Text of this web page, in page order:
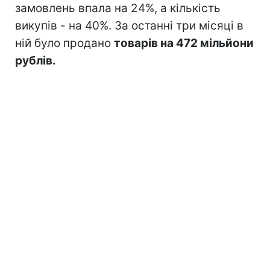
замовлень впала на 24%, а кількість
викупів - на 40%. За останні три місяці в
ній було продано товарів на 472 мільйони
рублів.